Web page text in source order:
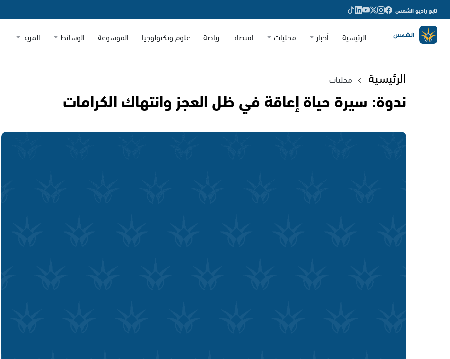
تابع راديو الشمس
الرئيسية أخبار محليات اقتصاد رياضة علوم وتكنولوجيا الموسوعة الوسائط المزيد
الرئيسية محليات
ندوة: سيرة حياة إعاقة في ظل العجز وانتهاك الكرامات